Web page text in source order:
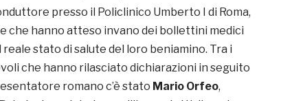
presso il Policlinico Umberto I di Roma,
che hanno atteso invano dei bollettini medici
stato di salute del loro beniamino. Tra i
che hanno rilasciato dichiarazioni in seguito
romano c’è stato Mario Orfeo,